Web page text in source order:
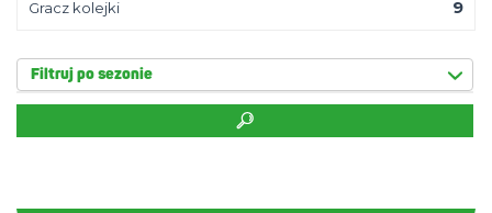
Gracz kolejki 9
Filtruj po sezonie